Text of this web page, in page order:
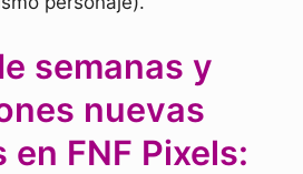
semanas y
nuevas
FNF Pixels: